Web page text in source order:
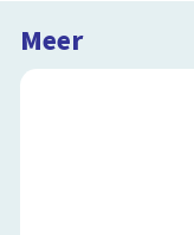
Meer